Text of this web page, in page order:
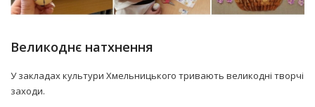
17 Квітня 2025 р. Прес-центр
Великоднє натхнення
У закладах культури Хмельницького тривають великодні творчі
заходи.